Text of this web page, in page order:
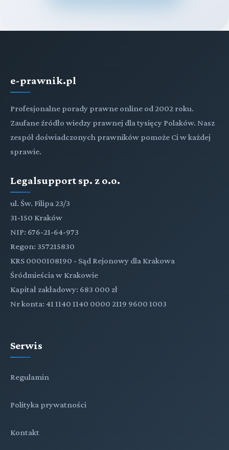
e-prawnik.pl
Profesjonalne porady prawne online od 2002 roku.
Zaufane źródło wiedzy prawnej dla tysięcy Polaków. Nasz
zespół doświadczonych prawników pomoże Ci w każdej
sprawie.
Legalsupport sp. z o.o.
ul. Św. Filipa 23/3
31-150 Kraków
NIP: 676-21-64-973
Regon: 357215830
KRS 0000108190 - Sąd Rejonowy dla Krakowa
Śródmieścia w Krakowie
Kapitał zakładowy: 683 000 zł
Nr konta: 41 1140 1140 0000 2119 9600 1003
Serwis
Regulamin
Polityka prywatności
Kontakt